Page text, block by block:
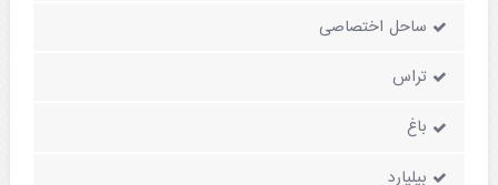
ساحل اختصاصی
تراس
باغ
بیلیارد